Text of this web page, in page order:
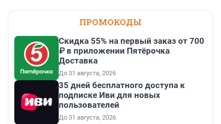
ПРОМОКОДЫ
Скидка 55% на первый заказ от 700
₽ в приложении Пятёрочка
Доставка
До 31 августа, 2026
35 дней бесплатного доступа к
подписке Иви для новых
пользователей
До 31 августа, 2026